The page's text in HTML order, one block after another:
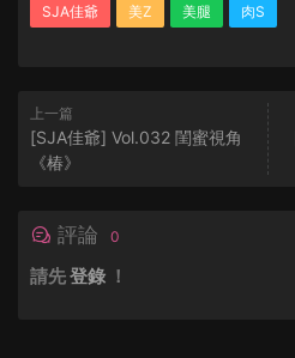
SJA佳爺 美Z 美腿 肉S
上一篇
[SJA佳爺] Vol.032 閨蜜視角
《椿》
評論 0
請先登錄 ！